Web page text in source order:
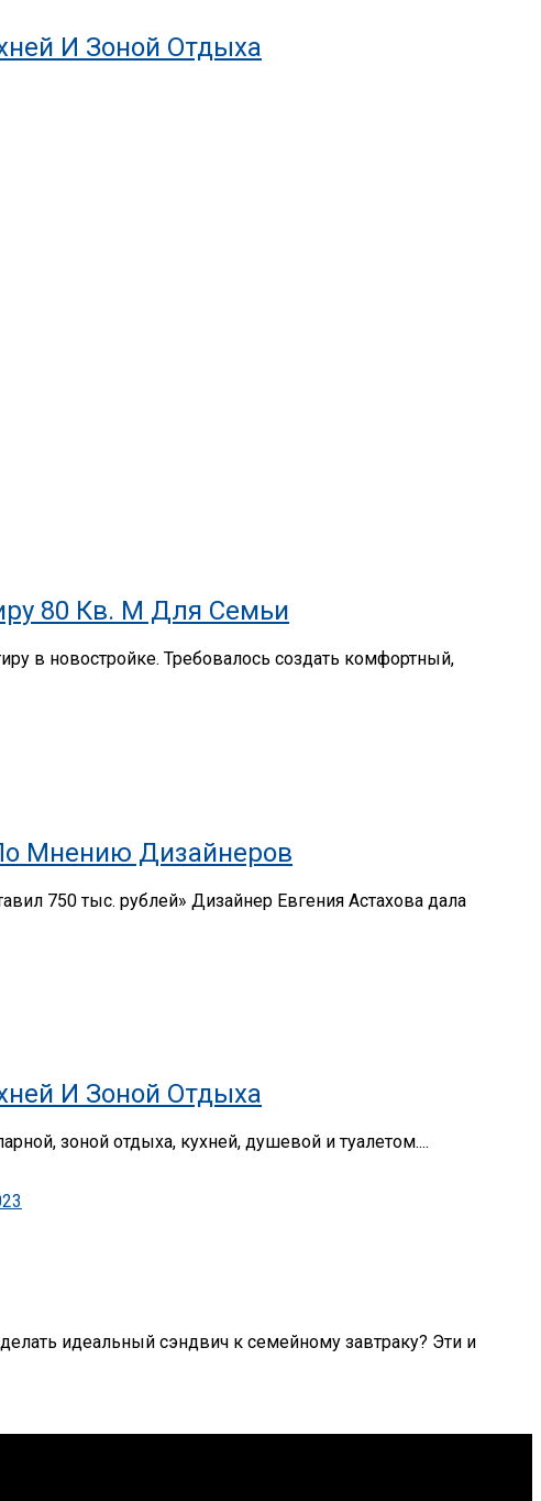
И Зоной Отдыха
80 Кв. М Для Семьи
в новостройке. Требовалось создать комфортный,
Мнению Дизайнеров
750 тыс. рублей» Дизайнер Евгения Астахова дала
И Зоной Отдыха
зоной отдыха, кухней, душевой и туалетом....
идеальный сэндвич к семейному завтраку? Эти и